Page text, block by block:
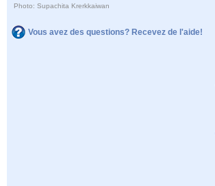
Photo: Supachita Krerkkaiwan
Vous avez des questions? Recevez de l'aide!